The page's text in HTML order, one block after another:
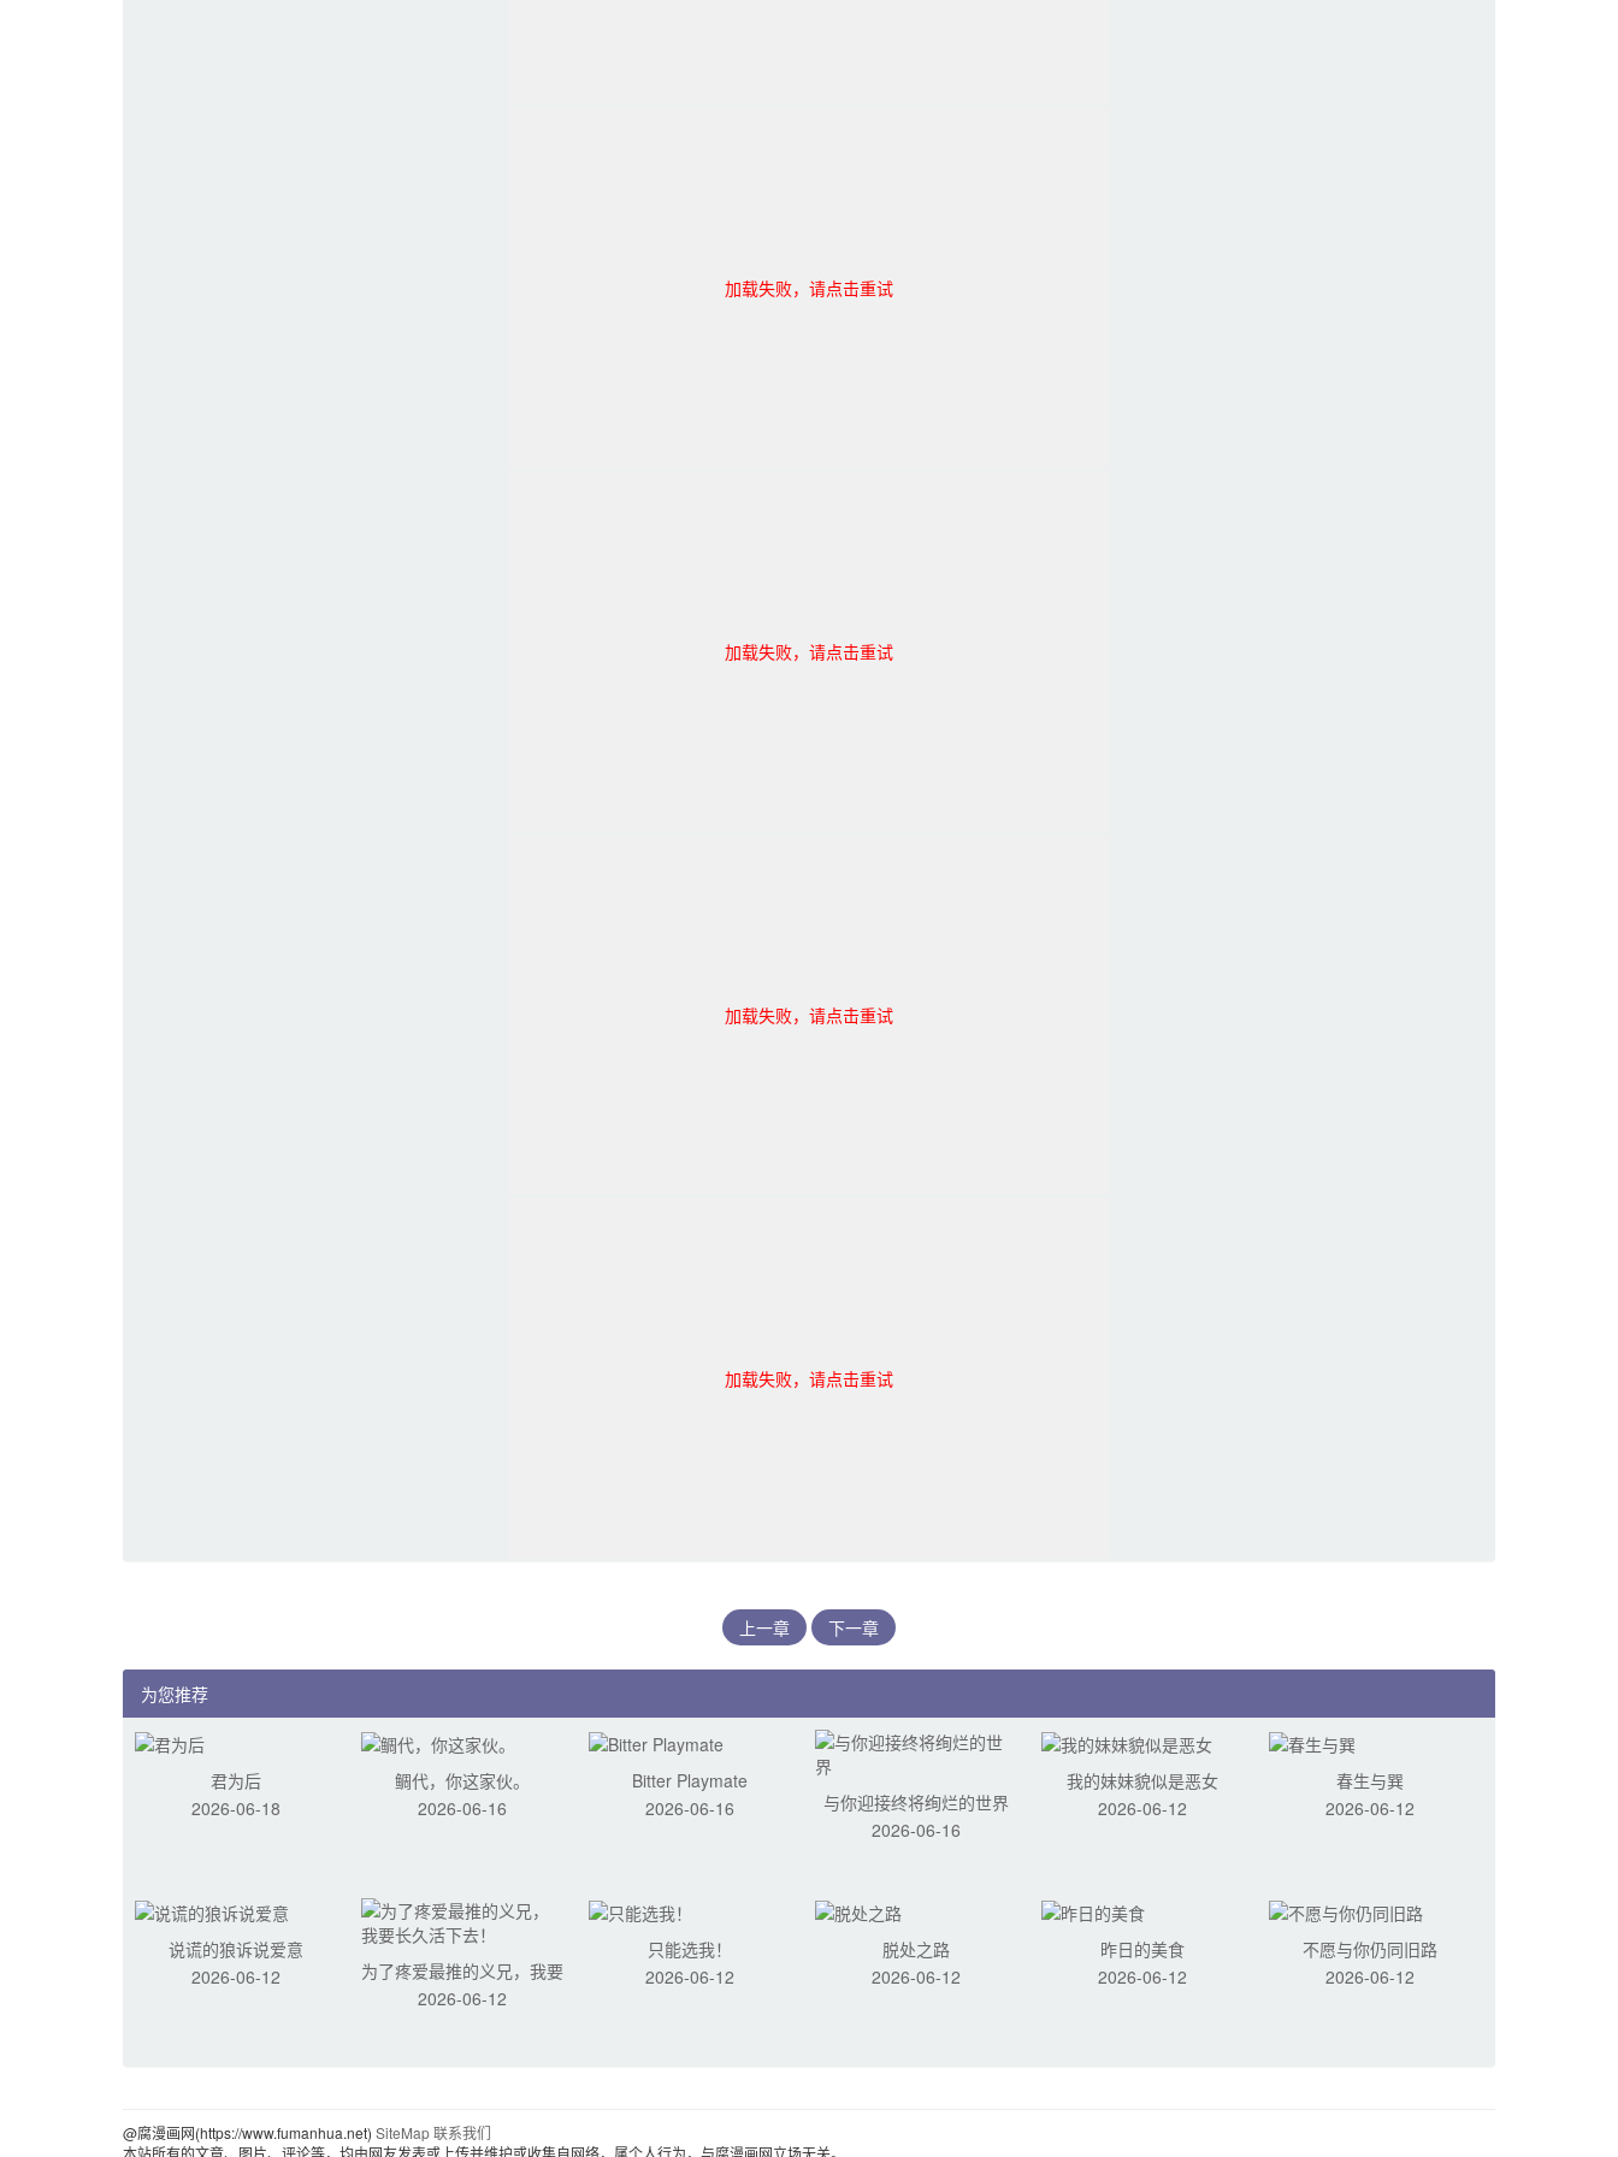
加载失败，请点击重试
加载失败，请点击重试
加载失败，请点击重试
加载失败，请点击重试
上一章 下一章
为您推荐
君为后
2026-06-18
鲷代，你这家伙。
2026-06-16
Bitter Playmate
2026-06-16
与你迎接终将绚烂的世界
2026-06-16
我的妹妹貌似是恶女
2026-06-12
春生与巽
2026-06-12
说谎的狼诉说爱意
2026-06-12
为了疼爱最推的义兄，我要
长久活下去！
2026-06-12
只能选我！
2026-06-12
脱处之路
2026-06-12
昨日的美食
2026-06-12
不愿与你仍同旧路
2026-06-12
@腐漫画网(https://www.fumanhua.net) SiteMap联系我们
本站所有的文章、图片、评论等，均由网友发表或上传并维护或收集自网络，属个人行为，与腐漫画网立场无关。